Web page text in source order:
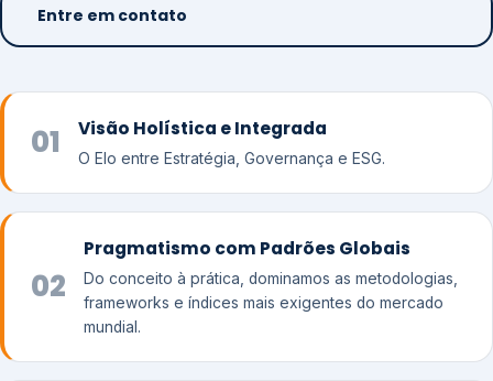
Entre em contato
01 Visão Holística e Integrada
O Elo entre Estratégia, Governança e ESG.
02
Pragmatismo com Padrões Globais
Do conceito à prática, dominamos as metodologias,
frameworks e índices mais exigentes do mercado
mundial.